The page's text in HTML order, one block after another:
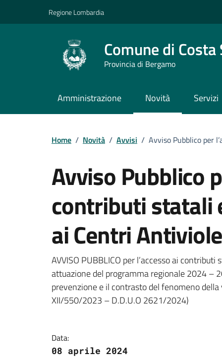
Regione Lombardia
Comune di Costa
Provincia di Bergamo
Amministrazione Novità Servizi
Home / Novità / Avvisi / Avviso Pubblico per
Avviso Pubblico
contributi statali
ai Centri
Dettagli della
AVVISO PUBBLICO per l’accesso ai
attuazione del programma regionale 2024 –
prevenzione e il contrasto del fenomeno
XII/550/2023 – D.D.U.O 2621/2024)
Data:
08 aprile 2024